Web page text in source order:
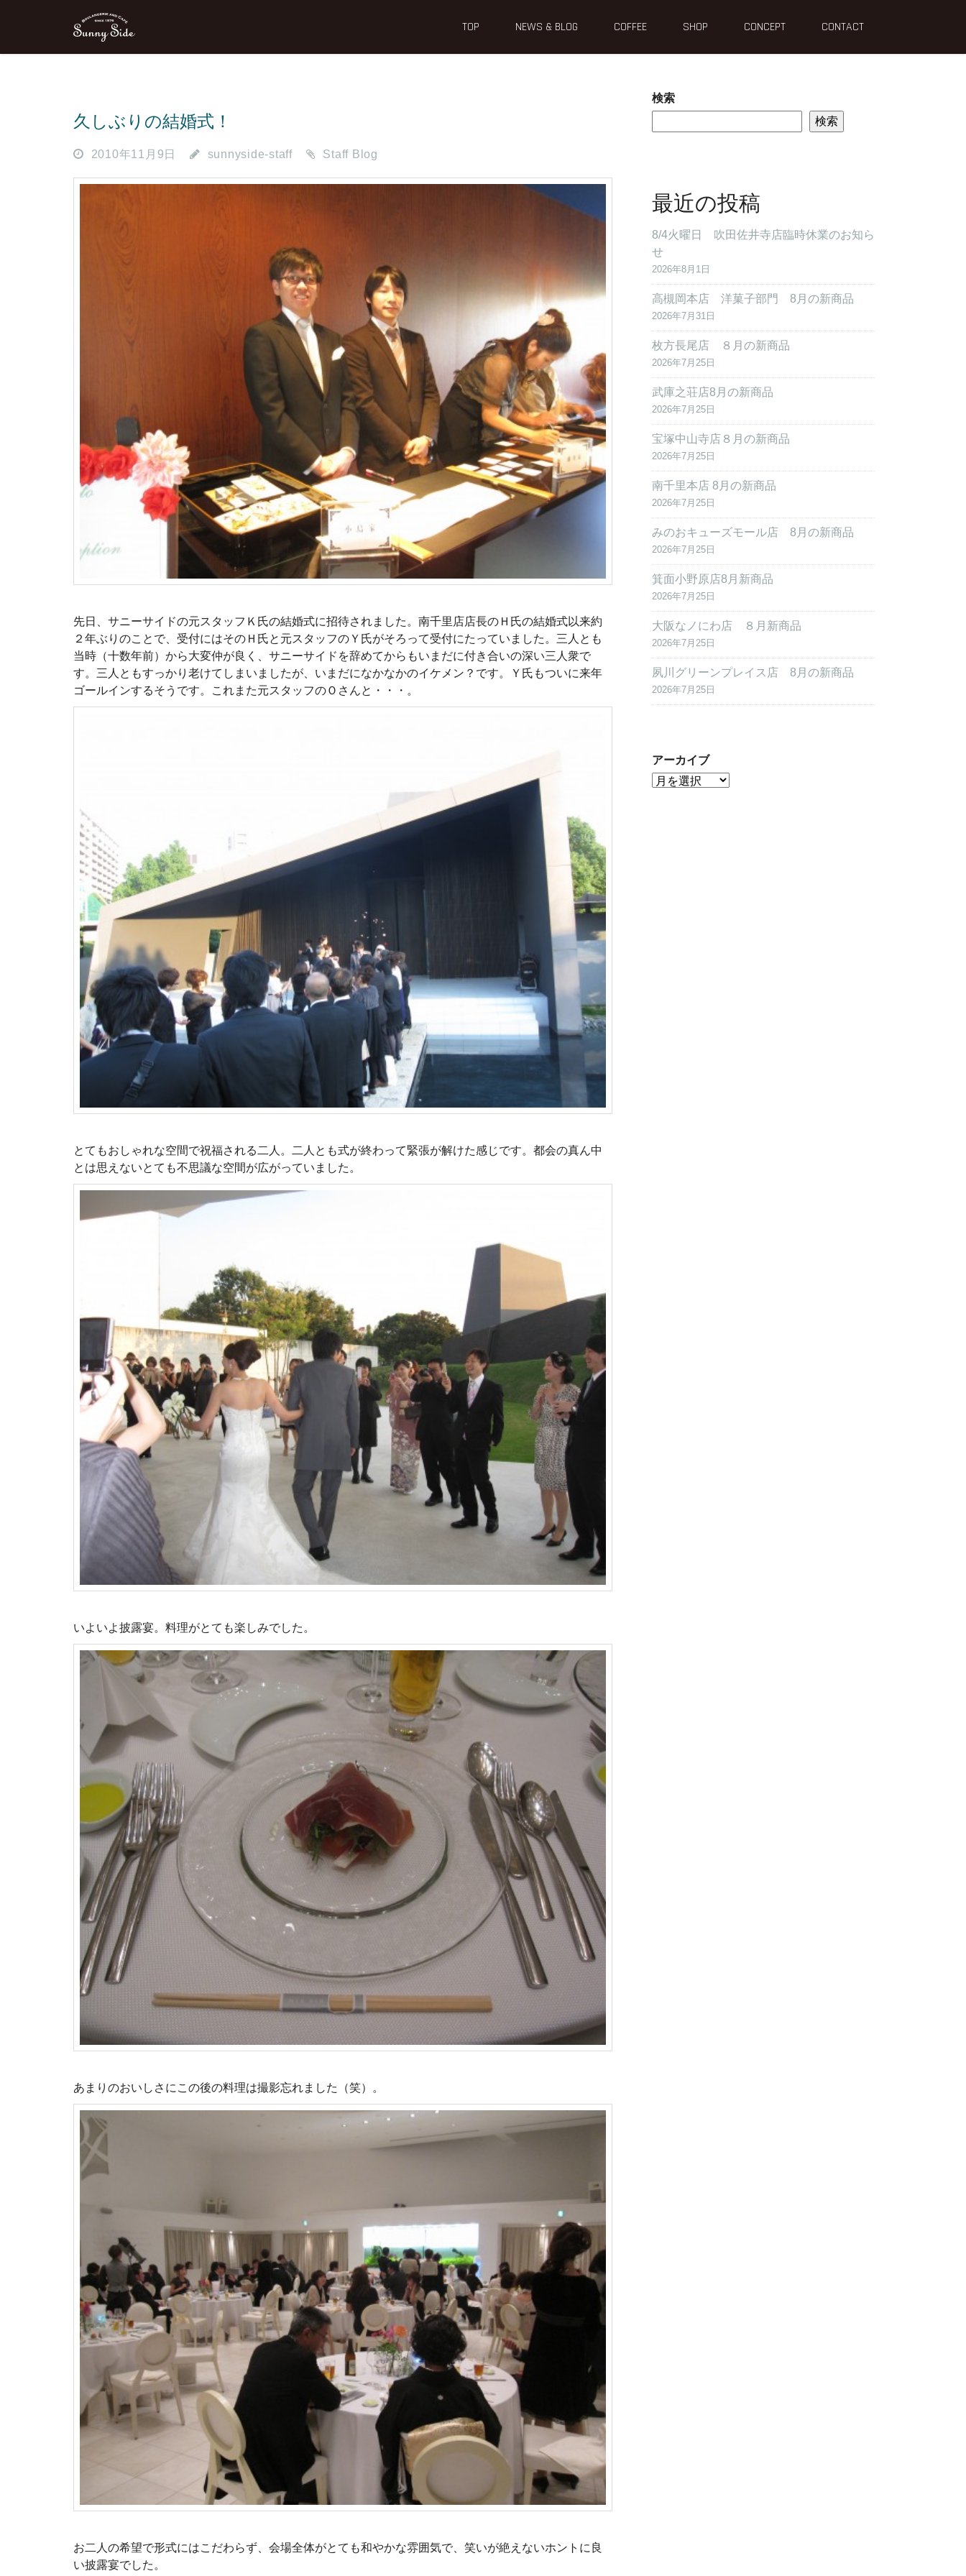
TOP NEWS & BLOG COFFEE SHOP CONCEPT CONTACT
久しぶりの結婚式！
2010年11月9日 sunnyside-staff Staff Blog
先日、サニーサイドの元スタッフＫ氏の結婚式に招待されました。南千里店店長のＨ氏の結婚式以来約
２年ぶりのことで、受付にはそのＨ氏と元スタッフのＹ氏がそろって受付にたっていました。三人とも
当時（十数年前）から大変仲が良く、サニーサイドを辞めてからもいまだに付き合いの深い三人衆で
す。三人ともすっかり老けてしまいましたが、いまだになかなかのイケメン？です。Ｙ氏もついに来年
ゴールインするそうです。これまた元スタッフのＯさんと・・・。
とてもおしゃれな空間で祝福される二人。二人とも式が終わって緊張が解けた感じです。都会の真ん中
とは思えないとても不思議な空間が広がっていました。
いよいよ披露宴。料理がとても楽しみでした。
あまりのおいしさにこの後の料理は撮影忘れました（笑）。
お二人の希望で形式にはこだわらず、会場全体がとても和やかな雰囲気で、笑いが絶えないホントに良
い披露宴でした。
検索
検索
最近の投稿
8/4火曜日 吹田佐井寺店臨時休業のお知ら
せ
2026年8月1日
高槻岡本店 洋菓子部門 8月の新商品
2026年7月31日
枚方長尾店 ８月の新商品
2026年7月25日
武庫之荘店8月の新商品
2026年7月25日
宝塚中山寺店８月の新商品
2026年7月25日
南千里本店 8月の新商品
2026年7月25日
みのおキューズモール店 8月の新商品
2026年7月25日
箕面小野原店8月新商品
2026年7月25日
大阪なノにわ店 ８月新商品
2026年7月25日
夙川グリーンプレイス店 8月の新商品
2026年7月25日
アーカイブ